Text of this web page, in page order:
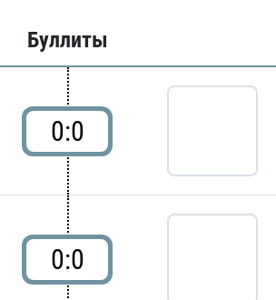
Буллиты
0:0
0:0